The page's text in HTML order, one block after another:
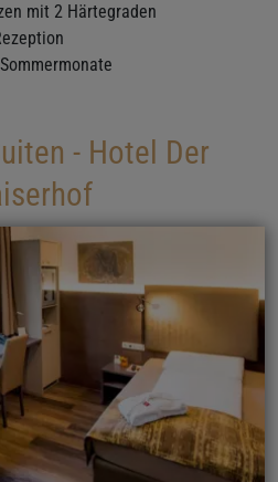
mit 2 Härtegraden
- Hotel Der